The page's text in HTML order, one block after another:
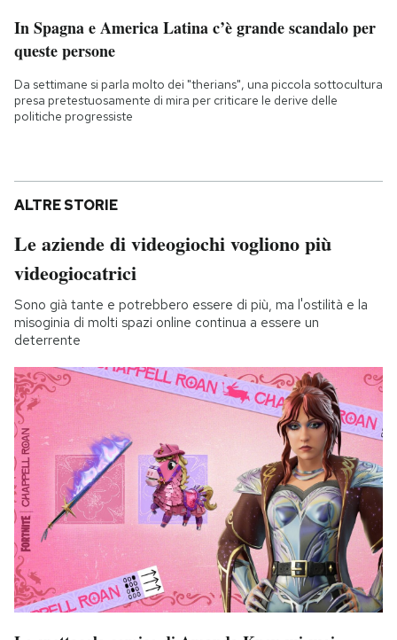
In Spagna e America Latina c’è grande scandalo per
queste persone
Da settimane si parla molto dei "therians", una piccola sottocultura
presa pretestuosamente di mira per criticare le derive delle
politiche progressiste
ALTRE STORIE
Le aziende di videogiochi vogliono più
videogiocatrici
Sono già tante e potrebbero essere di più, ma l'ostilità e la
misoginia di molti spazi online continua a essere un
deterrente